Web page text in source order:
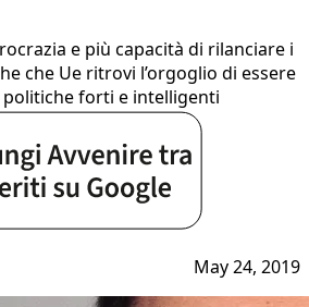
e più capacità di rilanciare i
che Ue ritrovi l’orgoglio di essere
politiche forti e intelligenti
May 24, 2019